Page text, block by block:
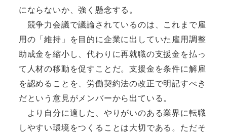
にならないか、強く懸念する。
競争力会議で議論されているのは、これまで雇
用の「維持」を目的に企業に出していた雇用調整
助成金を縮小し、代わりに再就職の支援金を払っ
て人材の移動を促すことだ。支援金を条件に解雇
を認めることを、労働契約法の改正で明記すべき
だという意見がメンバーから出ている。
より自分に適した、やりがいのある業界に転職
しやすい環境をつくることは大切である。ただそ